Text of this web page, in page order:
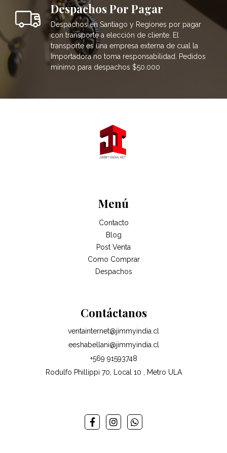
Despachos Por Pagar
Despachos en Santiago y Regiones por pagar
con transporte a elección de cliente. El
transporte es una empresa externa de cual la
Importadora no toma responsabilidad. Pedidos
mínimo para despachos $50.000
Menú
Contacto
Blog
Post Venta
Como Comprar
Despachos
Contáctanos
ventainternet@jimmyindia.cl
eeshabellani@jimmyindia.cl
+569 91593748
Rodulfo Phillippi 70, Local 10 , Metro ULA